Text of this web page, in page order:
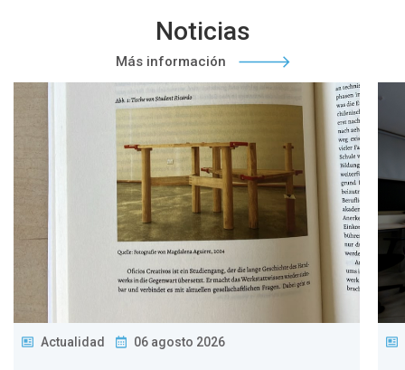
Noticias
Más información
Actualidad 06 agosto 2026